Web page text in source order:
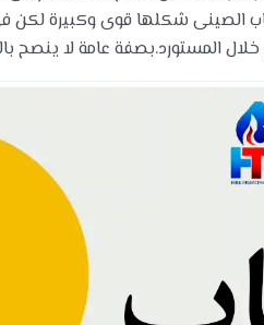
فى الباب الصينى شكلها قوى وكبيرة
المستورد.بصفة عامة لا ينصح